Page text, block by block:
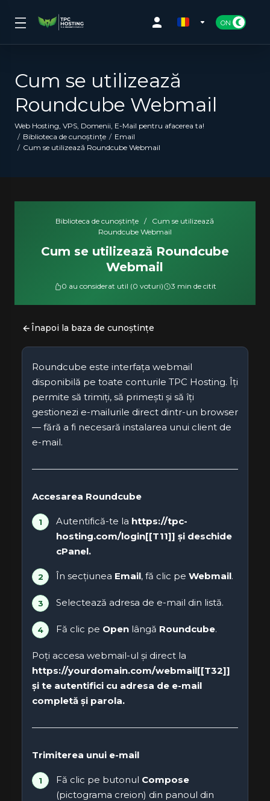
Cum se utilizează
Roundcube Webmail
Web Hosting, VPS, Domenii, E-Mail pentru afacerea ta!
Biblioteca de cunoștințe
Email
Cum se utilizează Roundcube Webmail
Biblioteca de cunoștințe /
Cum se utilizează
Roundcube Webmail
Cum se utilizează Roundcube
Webmail
0 au considerat util (0 voturi) 3 min de citit
Înapoi la baza de cunoștințe
Roundcube este interfața webmail
disponibilă pe toate conturile TPC Hosting. Îți
permite să trimiți, să primești și să îți
gestionezi e-mailurile direct dintr-un browser
— fără a fi necesară instalarea unui client de
e-mail.
Accesarea Roundcube
Autentifică-te la https://tpc-
hosting.com/login[[T11]] și deschide
cPanel.
În secțiunea Email, fă clic pe Webmail.
Selectează adresa de e-mail din listă.
Fă clic pe Open lângă Roundcube.
Poți accesa webmail-ul și direct la
https://yourdomain.com/webmail[[T32]]
și te autentifici cu adresa de e-mail
completă și parola.
Trimiterea unui e-mail
Fă clic pe butonul Compose
(pictograma creion) din panoul din